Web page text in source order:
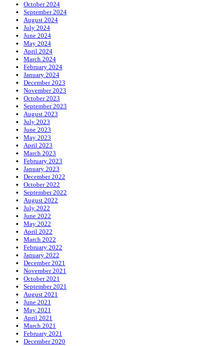
October 2024
September 2024
August 2024
July 2024
June 2024
May 2024
April 2024
March 2024
February 2024
January 2024
December 2023
November 2023
October 2023
September 2023
August 2023
July 2023
June 2023
May 2023
April 2023
March 2023
February 2023
January 2023
December 2022
October 2022
September 2022
August 2022
July 2022
June 2022
May 2022
April 2022
March 2022
February 2022
January 2022
December 2021
November 2021
October 2021
September 2021
August 2021
June 2021
May 2021
April 2021
March 2021
February 2021
December 2020